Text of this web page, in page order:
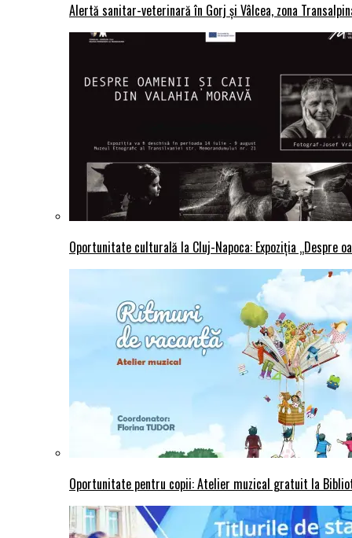
Alertă sanitar-veterinară în Gorj și Vâlcea, zona
Oportunitate culturală la Cluj-Napoca: Expoziția „Despre
Oportunitate pentru copii: Atelier muzical gratuit la